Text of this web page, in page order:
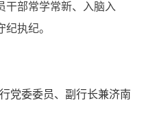
干部常学常新、入脑入
执纪。
党委委员、副行长兼济南